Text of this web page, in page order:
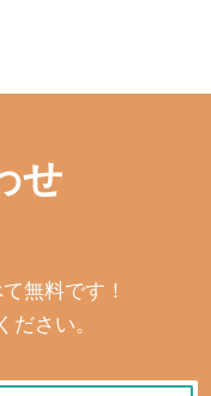
せ
無料です！
ださい。